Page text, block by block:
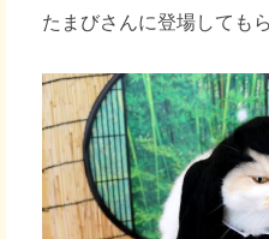
たまびさんに登場しても